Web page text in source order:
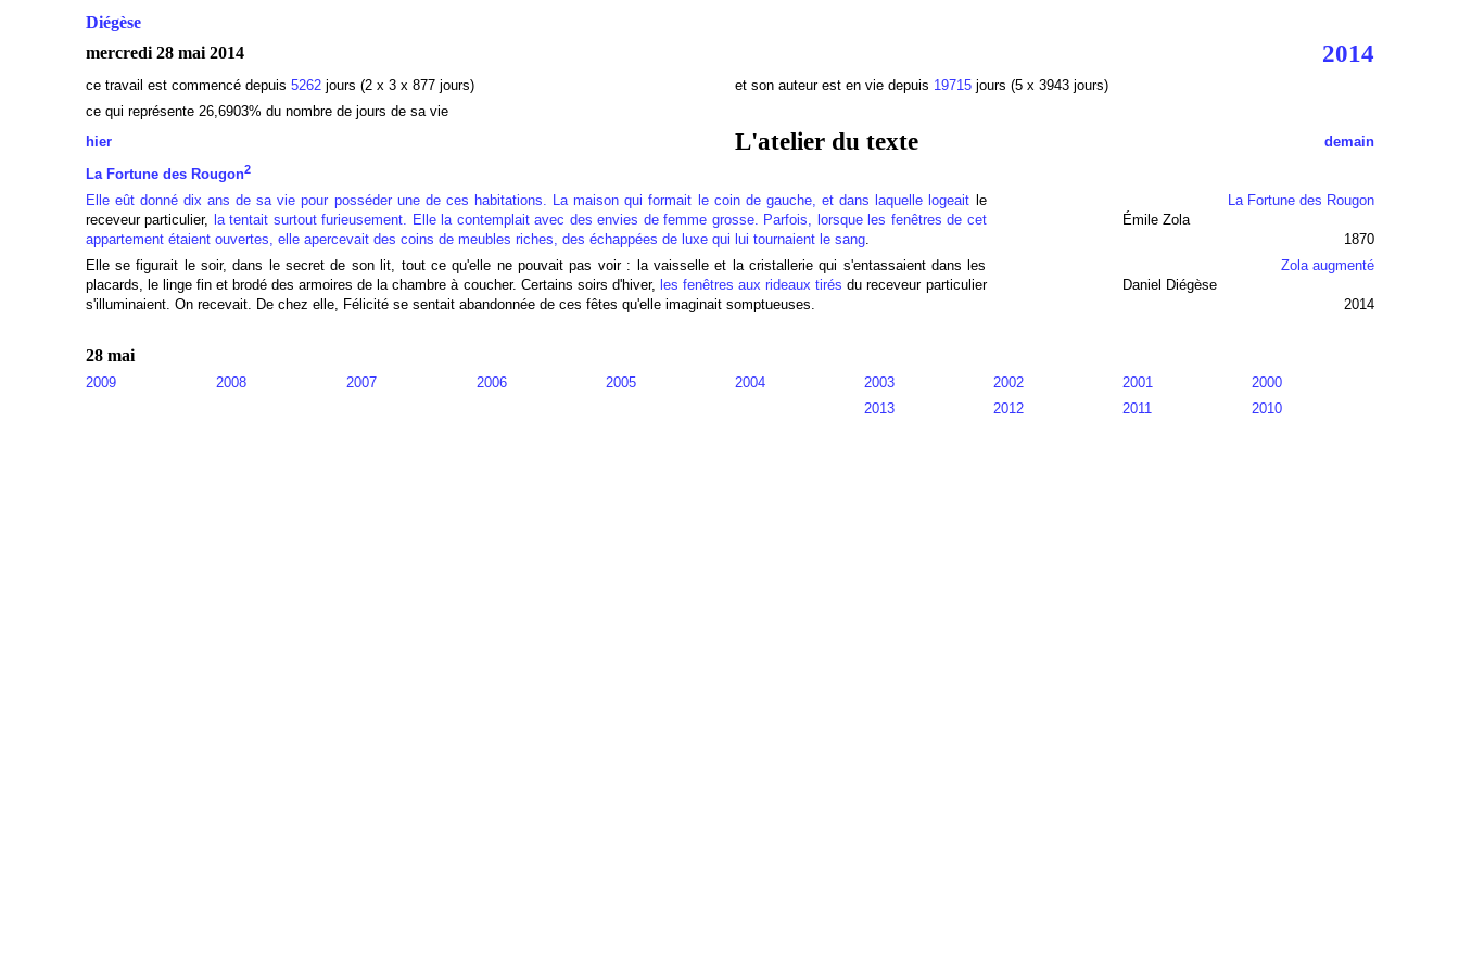
Diégèse
mercredi 28 mai 2014
2014
ce travail est commencé depuis 5262jours (2 x 3 x 877 jours) et son auteur est en vie depuis 19715 jours (5 x 3943 jours)
ce qui représente 26,6903% du nombre de jours de sa vie
hier
L'atelier du texte demain
La Fortune des Rougon2
Elle eût donné dix ans de sa vie pour posséder une de ces habitations. La maison qui formait le coin de gauche, et dans laquelle logeait le
receveur particulier, la tentait surtout furieusement. Elle la contemplait avec des envies de femme grosse. Parfois, lorsque les fenêtres de cet
appartement étaient ouvertes, elle apercevait des coins de meubles riches, des échappées de luxe qui lui tournaient le sang.
La Fortune des Rougon
Émile Zola
1870
Elle se figurait le soir, dans le secret de son lit, tout ce qu'elle ne pouvait pas voir : la vaisselle et la cristallerie qui s'entassaient dans les
placards, le linge fin et brodé des armoires de la chambre à coucher. Certains soirs d'hiver, les fenêtres aux rideaux tirés du receveur particulier
s'illuminaient. On recevait. De chez elle, Félicité se sentait abandonnée de ces fêtes qu'elle imaginait somptueuses.
Zola augmenté
Daniel Diégèse
2014
28 mai
2009 2008 2007 2006 2005 2004 2003 2002 2001
2000
2013
2012 2011 2010